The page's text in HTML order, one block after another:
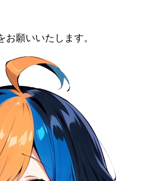
お願いいたします。